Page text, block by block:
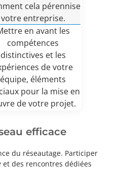
cela pérennise
votre entreprise.
en avant les
compétences
distinctives et les
de votre
équipe, éléments
pour la mise en
de votre projet.
efficace
du réseautage. Participer
et des rencontres dédiées